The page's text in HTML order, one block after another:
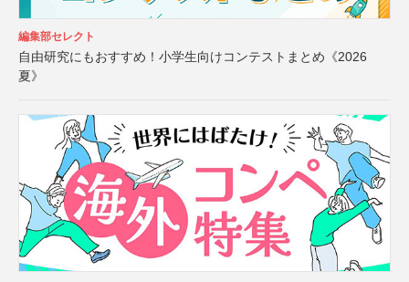
編集部セレクト
自由研究にもおすすめ！小学生向けコンテストまとめ《2026
夏》